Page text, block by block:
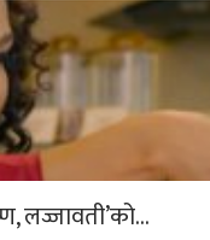
लज्जावती’को…